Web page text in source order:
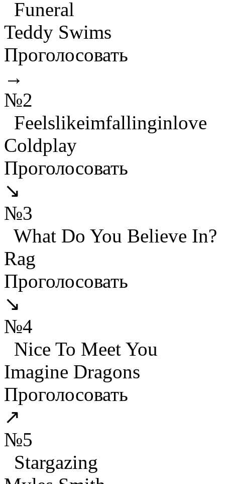
Funeral
Teddy Swims
Проголосовать
→
№2
Feelslikeimfallinginlove
Coldplay
Проголосовать
↘
№3
What Do You Believe In?
Rag
Проголосовать
↘
№4
Nice To Meet You
Imagine Dragons
Проголосовать
↗
№5
Stargazing